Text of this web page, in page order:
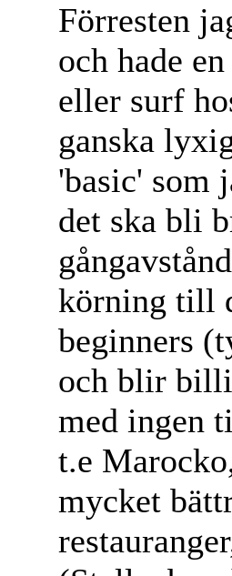
Förresten
och hade
eller surf
ganska
'basic' som
det ska bli
körning till
beginners
och blir
med ingen
t.e
mycket